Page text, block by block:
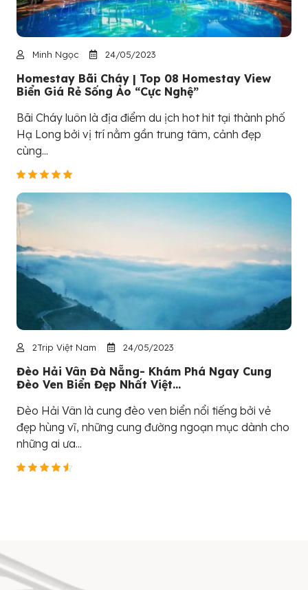
Minh Ngọc 24/05/2023
Homestay Bãi Cháy | Top 08 Homestay View
Biển Giá Rẻ Sống Ảo “Cực Nghệ”
Bãi Cháy luôn là địa điểm du ịch hot hit tại thành phố
Hạ Long bởi vị trí nằm gần trung tâm, cảnh đẹp
cùng...
2Trip Việt Nam 24/05/2023
Đèo Hải Vân Đà Nẵng- Khám Phá Ngay Cung
Đèo Ven Biển Đẹp Nhất Việt...
Đèo Hải Vân là cung đèo ven biển nổi tiếng bởi vẻ
đẹp hùng vĩ, những cung đường ngoạn mục dành cho
những ai ưa...